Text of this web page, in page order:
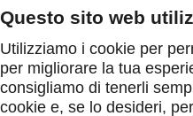
Questo sito web
Utilizziamo i cookie per
per migliorare la tua
consigliamo di tenerli
cookie e, se lo desideri,